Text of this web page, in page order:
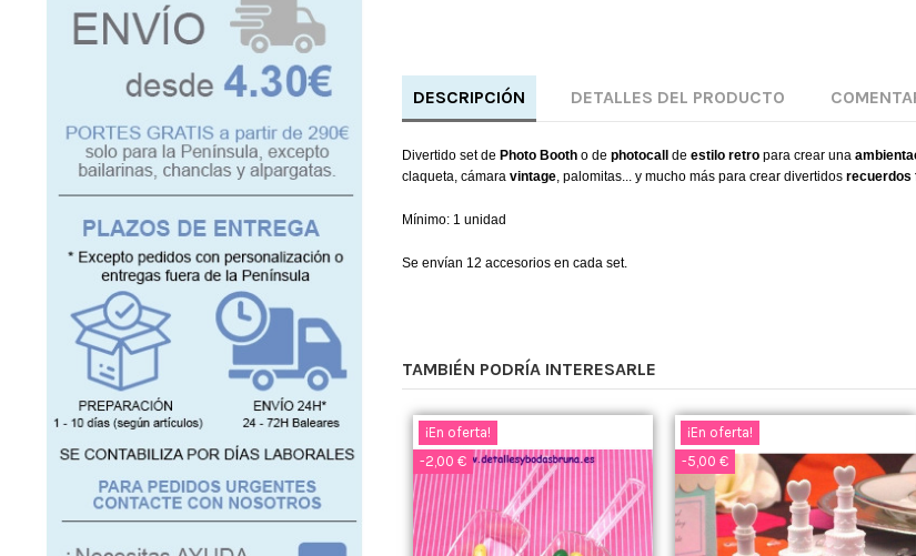
DESCRIPCIÓN DETALLES DEL PRODUCTO
Divertido set de Photo Booth o de photocall de estilo retro para crear una
claqueta, cámara vintage, palomitas... y mucho más para crear divertidos recuerdos
Mínimo: 1 unidad
Se envían 12 accesorios en cada set.
TAMBIÉN PODRÍA INTERESARLE
¡En oferta!
-2,00 €
¡En oferta!
-5,00 €